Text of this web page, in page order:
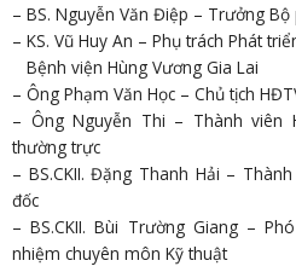
– BS. Nguyễn Văn Điệp – Trưởng
– KS. Vũ Huy An – Phụ trách Phát
Bệnh viện Hùng Vương Gia Lai
– Ông Phạm Văn Học – Chủ tịch
– Ông Nguyễn Thi – Thành viên
thường trực
– BS.CKII. Đặng Thanh Hải –
đốc
– BS.CKII. Bùi Trường Giang –
nhiệm chuyên môn Kỹ thuật